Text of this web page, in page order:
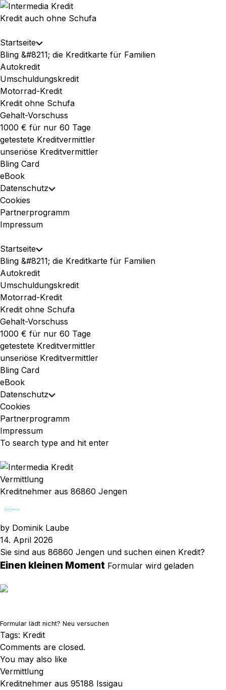
Skip
to
Kredit auch ohne Schufa
Expand
Menu
Startseite Toggle
Child
Menu
Bling &#8211; die Kreditkarte für Familien
Autokredit
Umschuldungskredit
Motorrad-Kredit
Kredit ohne Schufa
Gehalt-Vorschuss
1000 € für nur 60 Tage
getestete Kreditvermittler
unseriöse Kreditvermittler
Bling Card
eBook
Datenschutz Toggle
Menu
Cookies
Partnerprogramm
Impressum
Expand
Menu
Startseite Toggle
Child
Menu
Bling &#8211; die Kreditkarte für Familien
Autokredit
Umschuldungskredit
Motorrad-Kredit
Kredit ohne Schufa
Gehalt-Vorschuss
1000 € für nur 60 Tage
getestete Kreditvermittler
unseriöse Kreditvermittler
Bling Card
eBook
Datenschutz Toggle
Menu
Cookies
Partnerprogramm
Impressum
Vermittlung
Kreditnehmer aus 86860 Jengen
by Dominik Laube
14. April 2026
Sie sind aus 86860 Jengen und suchen einen Kredit?
Einen kleinen Moment Formular wird geladen
Formular lädt nicht? Neu versuchen
Tags: Kredit
Comments are closed.
You may also like
Vermittlung
Kreditnehmer aus 95188 Issigau